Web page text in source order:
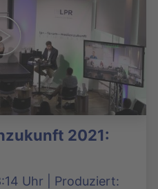
2021:
Uhr | Produziert: